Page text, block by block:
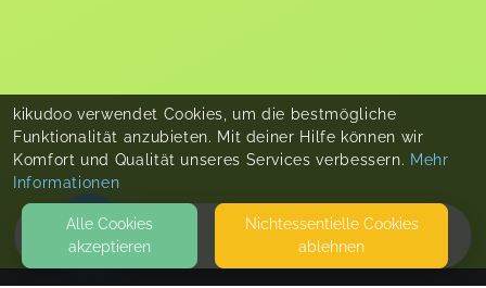
HOME
kikudoo verwendet Cookies, um die bestmögliche
Funktionalität anzubieten. Mit deiner Hilfe können wir
Komfort und Qualität unseres Services verbessern. Mehr
Informationen
Alle Cookies
akzeptieren
Nicht­essentielle Cookies
ablehnen